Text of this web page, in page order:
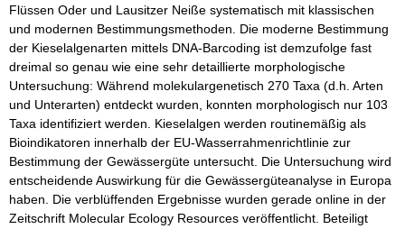
Flüssen Oder und Lausitzer Neiße systematisch mit klassischen
und modernen Bestimmungsmethoden. Die moderne Bestimmung
der Kieselalgenarten mittels DNA-Barcoding ist demzufolge fast
dreimal so genau wie eine sehr detaillierte morphologische
Untersuchung: Während molekulargenetisch 270 Taxa (d.h. Arten
und Unterarten) entdeckt wurden, konnten morphologisch nur 103
Taxa identifiziert werden. Kieselalgen werden routinemäßig als
Bioindikatoren innerhalb der EU-Wasserrahmenrichtlinie zur
Bestimmung der Gewässergüte untersucht. Die Untersuchung wird
entscheidende Auswirkung für die Gewässergüteanalyse in Europa
haben. Die verblüffenden Ergebnisse wurden gerade online in der
Zeitschrift Molecular Ecology Resources veröffentlicht. Beteiligt